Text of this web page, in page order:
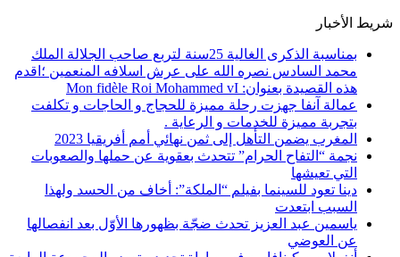
شريط الأخبار
بمناسبة الذكرى الغالية 25سنة لتربع صاحب الجلالة الملك
محمد السادس نصره الله على عرش اسلافه المنعمين ؛اقدم
هذه القصيدة بعنوان: Mon fidèle Roi Mohammed vI
عمالة آنفا جهزت رحلة مميزة للحجاج و الحاجات و تكلفت
بتجربة مميزة للخدمات و الرعاية .
المغرب يضمن التأهل إلى ثمن نهائي أمم أفريقيا 2023
نجمة “التفاح الحرام” تتحدث بعقوية عن حملها والصعوبات
التي تعيشها
دينا تعود للسينما بفيلم “الملكة”: أخاف من الحسد ولهذا
السبب ابتعدت
ياسمين عبد العزيز تحدث ضجّة بظهورها الأوّل بعد انفصالها
عن العوضي